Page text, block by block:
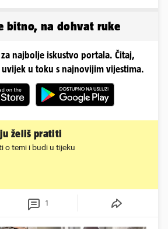
bitno, na dohvat ruke
najbolje iskustvo portala. Čitaj,
u toku s najnovijim vijestima.
želiš pratiti
o temi i budi u tijeku
1